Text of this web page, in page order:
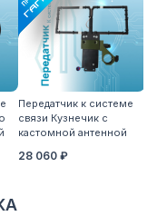
Передатчик к системе
связи Кузнечик с
кастомной антенной
28 060 ₽